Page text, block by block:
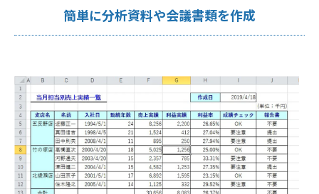
簡単に分析資料や会議書類を作成